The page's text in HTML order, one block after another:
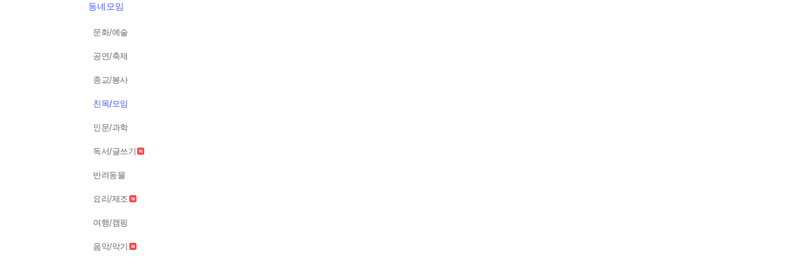
동네모임
문화/예술
공연/축제
종교/봉사
친목/모임
인문/과학
독서/글쓰기
반려동물
요리/제조
여행/캠핑
음악/악기